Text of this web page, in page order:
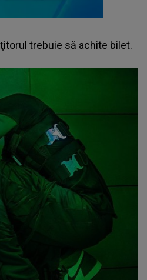
trebuie să achite bilet.